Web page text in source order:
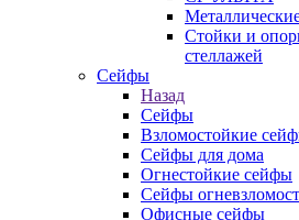
Стойки и
стеллажей
Сейфы
Назад
Сейфы
Взломостойкие
Сейфы для дома
Огнестойкие сейфы
Сейфы
Офисные сейфы